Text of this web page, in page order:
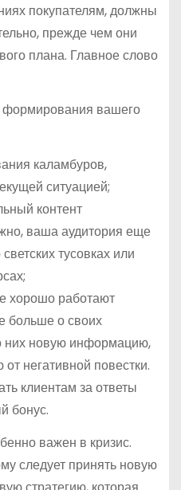
покупателям, должны
прежде чем они
плана. Главное слово
вашего
каламбуров,
ситуацией;
контент
ваша аудитория еще
тусовках или
хорошо работают
больше о своих
них новую информацию,
негативной повестки.
клиентам за ответы
бонус.
важен в кризис.
следует принять новую